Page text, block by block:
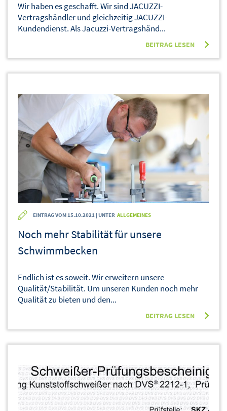
Wir haben es geschafft. Wir sind JACUZZI-
Vertragshändler und gleichzeitig JACUZZI-
Kundendienst. Als Jacuzzi-Vertragshänd...
BEITRAG LESEN
EINTRAG VOM 15.10.2021 | UNTER ALLGEMEINES
Noch mehr Stabilität für unsere
Schwimmbecken
Endlich ist es soweit. Wir erweitern unsere
Qualität/Stabilität. Um unseren Kunden noch mehr
Qualität zu bieten und den...
BEITRAG LESEN